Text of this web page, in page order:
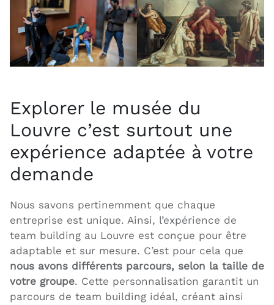
Explorer le musée du
Louvre c’est surtout une
expérience adaptée à votre
demande
Nous savons pertinemment que chaque
entreprise est unique. Ainsi, l’expérience de
team building au Louvre est conçue pour être
adaptable et sur mesure. C’est pour cela que
nous avons différents parcours, selon la taille de
votre groupe. Cette personnalisation garantit un
parcours de team building idéal, créant ainsi